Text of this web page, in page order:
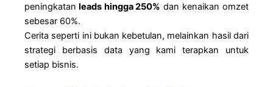
peningkatan leads hingga 250% dan kenaikan omzet
sebesar 60%.
Cerita seperti ini bukan kebetulan, melainkan hasil dari
strategi berbasis data yang kami terapkan untuk
setiap bisnis.